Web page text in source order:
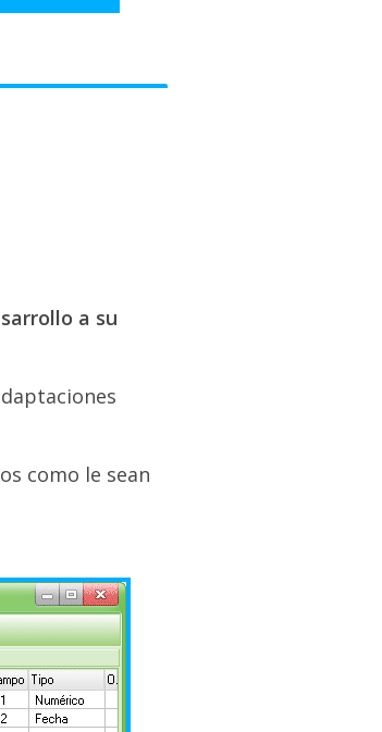
a su
como le sean